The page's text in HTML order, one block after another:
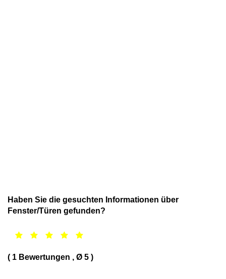
Haben Sie die gesuchten Informationen über
Fenster/Türen gefunden?
( 1 Bewertungen , Ø 5 )